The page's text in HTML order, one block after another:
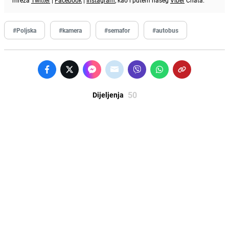
#Poljska #kamera #semafor #autobus
Dijeljenja 50